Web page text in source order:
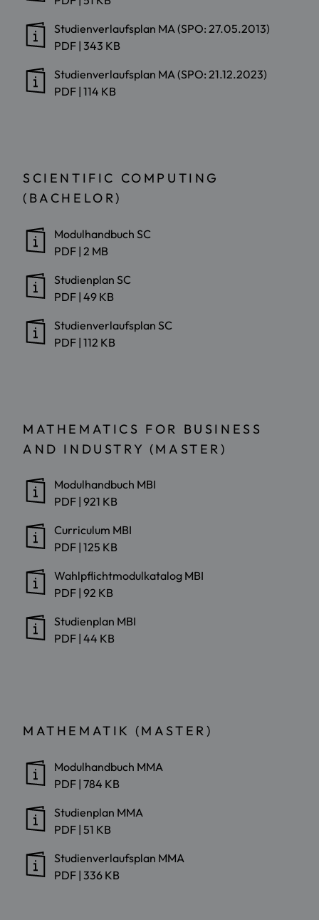
Studienverlaufsplan MA (SPO: 27.05.2013)
PDF | 343 KB
Studienverlaufsplan MA (SPO: 21.12.2023)
PDF | 114 KB
SCIENTIFIC COMPUTING
(BACHELOR)
Modulhandbuch SC
PDF | 2 MB
Studienplan SC
PDF | 49 KB
Studienverlaufsplan SC
PDF | 112 KB
MATHEMATICS FOR BUSINESS
AND INDUSTRY (MASTER)
Modulhandbuch MBI
PDF | 921 KB
Curriculum MBI
PDF | 125 KB
Wahlpflichtmodulkatalog MBI
PDF | 92 KB
Studienplan MBI
PDF | 44 KB
MATHEMATIK (MASTER)
Modulhandbuch MMA
PDF | 784 KB
Studienplan MMA
PDF | 51 KB
Studienverlaufsplan MMA
PDF | 336 KB